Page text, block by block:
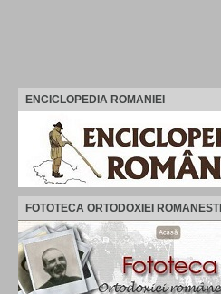
ENCICLOPEDIA ROMANIEI
FOTOTECA ORTODOXIEI ROMANESTI